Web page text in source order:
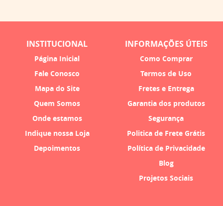
INSTITUCIONAL
Página Inicial
Fale Conosco
Mapa do Site
Quem Somos
Onde estamos
Indique nossa Loja
Depoimentos
INFORMAÇÕES ÚTEIS
Como Comprar
Termos de Uso
Fretes e Entrega
Garantia dos produtos
Segurança
Politica de Frete Grátis
Política de Privacidade
Blog
Projetos Sociais